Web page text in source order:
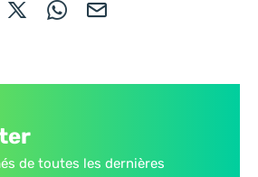
sur Facebook (nouvelle fenêtre)
Partager sur X / Twitter (nouvelle
Partager sur WhatsApp
Partager par mail
de toutes les dernières